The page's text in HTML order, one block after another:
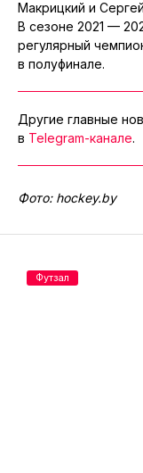
Макрицкий и
В сезоне 2021 —
регулярный
в полуфинале.
Другие главные
в Telegram-канале.
Фото: hockey.by
Футзал